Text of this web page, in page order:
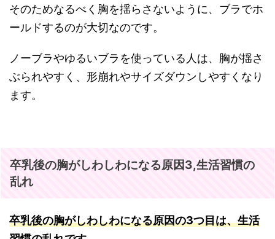
そのためなるべく胸を揺らさないように、ブラでホ
ールドするのが大切なのです。
ノーブラやゆるいブラを使っている人は、胸が揺さ
ぶられやすく、形崩れやサイズダウンしやすくなり
ます。
卒乳後の胸がしわしわになる原因3,生活習慣の
乱れ
卒乳後の胸がしわしわになる原因の3つ目は、生活